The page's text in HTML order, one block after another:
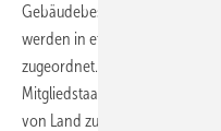
Gebäudebestands eines
werden in etwa gleich großen
zugeordnet. Die konkreten
Mitgliedstaaten auf Basis der
von Land zu Land